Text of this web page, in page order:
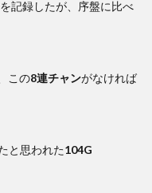
を記録したが、序盤に比べ
この8連チャンがなければ
と思われた104G